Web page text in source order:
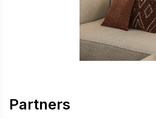
Partners